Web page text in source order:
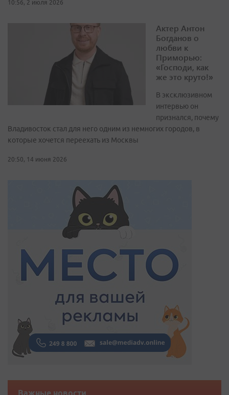
10:56, 2 июля 2026
Актер Антон
Богданов о
любви к
Приморью:
«Господи, как
же это круто!»
В эксклюзивном
интервью он
признался, почему
Владивосток стал для него одним из немногих городов, в
которые хочется переехать из Москвы
20:50, 14 июня 2026
Важные новости